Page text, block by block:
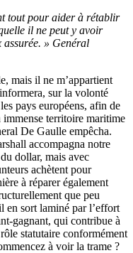
tout pour aider à rétablir
il ne peut y avoir
» Genéral
mais il ne m’appartient
sur la volonté
pays européens, afin de
territoire maritime
De Gaulle empêcha.
accompagna notre
dollar, mais avec
achètent pour
à réparer également
que peu
en sort laminé par l’effort
gagnant, qui contribue à
statutaire conformément
à voir la trame ?